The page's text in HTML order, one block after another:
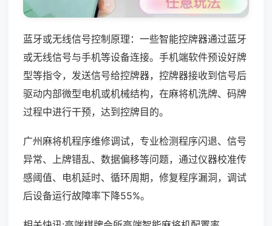
蓝牙或无线信号控制原理：一些智能控牌器通过蓝牙
或无线信号与手机等设备连接。手机端软件预设好牌
型等指令，发送信号给控牌器，控牌器接收到信号后
驱动内部微型电机或机械结构，在麻将机洗牌、码牌
过程中进行干预，达到控牌目的。
广州麻将机程序维修调试，专业检测程序闪退、信号
异常、上牌错乱、数据偏移等问题，通过仪器校准传
感阈值、电机延时、循环周期，修复程序漏洞，调试
后设备运行故障率下降55%。